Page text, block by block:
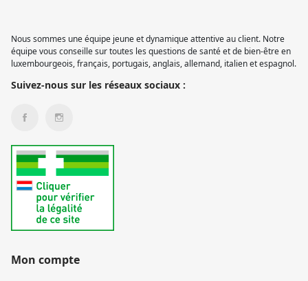
Nous sommes une équipe jeune et dynamique attentive au client. Notre
équipe vous conseille sur toutes les questions de santé et de bien-être en
luxembourgeois, français, portugais, anglais, allemand, italien et espagnol.
Suivez-nous sur les réseaux sociaux :
Mon compte